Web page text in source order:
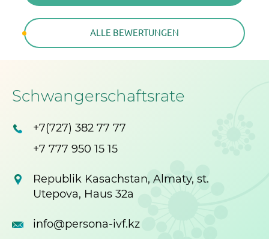
ALLE BEWERTUNGEN
ALLE BEWERTUNGEN
Schwangerschaftsrate
+7(727) 382 77 77
+7 777 950 15 15
Republik Kasachstan, Almaty, st.
Utepova, Haus 32a
info@persona-ivf.kz